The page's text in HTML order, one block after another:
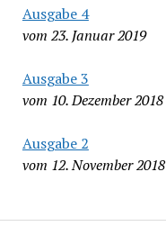
Ausgabe 4
vom 23. Januar 2019
Ausgabe 3
vom 10. Dezember 2018
Ausgabe 2
vom 12. November 2018